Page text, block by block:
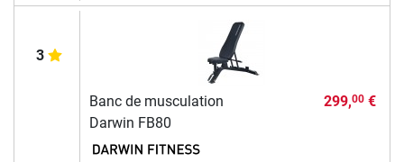
3
Banc de musculation
Darwin FB80
299,00€